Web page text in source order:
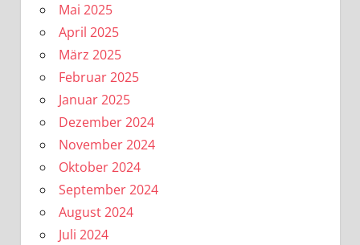
Mai 2025
April 2025
März 2025
Februar 2025
Januar 2025
Dezember 2024
November 2024
Oktober 2024
September 2024
August 2024
Juli 2024